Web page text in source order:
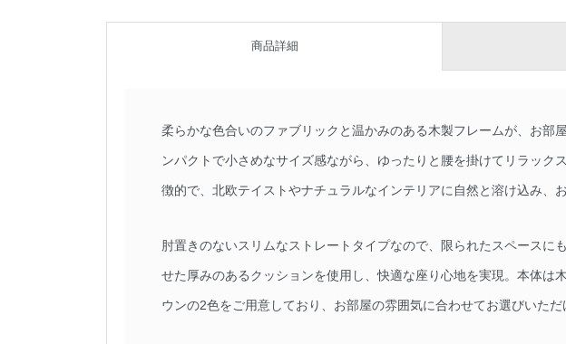
商品詳細
柔らかな色合いのファブリックと温かみのある木製フレームが、お
ンパクトで小さめなサイズ感ながら、ゆったりと腰を掛けてリラッ
徴的で、北欧テイストやナチュラルなインテリアに自然と溶け込み、
肘置きのないスリムなストレートタイプなので、限られたスペース
せた厚みのあるクッションを使用し、快適な座り心地を実現。本体
ウンの2色をご用意しており、お部屋の雰囲気に合わせてお選びいただ